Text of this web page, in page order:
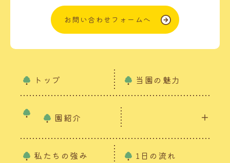
お問い合わせフォームへ
トップ 当園の魅力
園紹介
私たちの強み 1日の流れ